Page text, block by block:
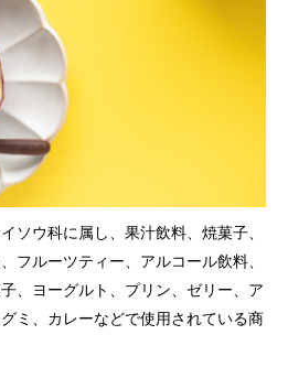
ソウ科に属し、果汁飲料、焼菓子、
フルーツティー、アルコール飲料、
、ヨーグルト、プリン、ゼリー、ア
ミ、カレーなどで使用されている商